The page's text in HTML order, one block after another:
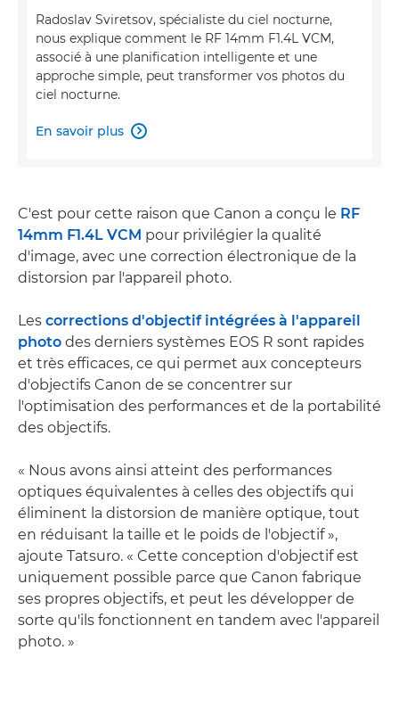
Radoslav Sviretsov, spécialiste du ciel nocturne,
nous explique comment le RF 14mm F1.4L VCM,
associé à une planification intelligente et une
approche simple, peut transformer vos photos du
ciel nocturne.
En savoir plus 
C'est pour cette raison que Canon a conçu le RF
14mm F1.4L VCM pour privilégier la qualité
d'image, avec une correction électronique de la
distorsion par l'appareil photo.
Les corrections d'objectif intégrées à l'appareil
photo des derniers systèmes EOS R sont rapides
et très efficaces, ce qui permet aux concepteurs
d'objectifs Canon de se concentrer sur
l'optimisation des performances et de la portabilité
des objectifs.
« Nous avons ainsi atteint des performances
optiques équivalentes à celles des objectifs qui
éliminent la distorsion de manière optique, tout
en réduisant la taille et le poids de l'objectif »,
ajoute Tatsuro. « Cette conception d'objectif est
uniquement possible parce que Canon fabrique
ses propres objectifs, et peut les développer de
sorte qu'ils fonctionnent en tandem avec l'appareil
photo. »